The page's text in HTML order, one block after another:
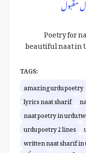
مقبول
Poetry for
beautiful naat in
TAGS:
amazing urdu poetry
lyrics naat sharif
naat poetry in urdu
urdu poetry 2 lines
written naat sharif